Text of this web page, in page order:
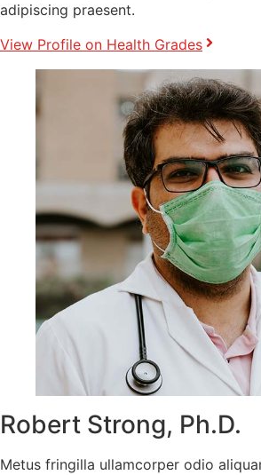
adipiscing praesent.
View Profile on Health Grades
Robert Strong, Ph.D.
Metus fringilla ullamcorper odio